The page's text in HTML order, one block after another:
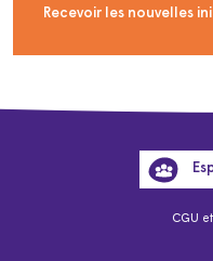
Recevoir les nouvelles
CGU